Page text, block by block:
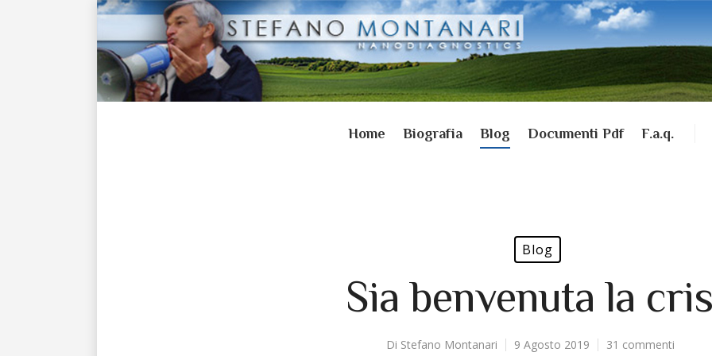
Home Biografia Blog Documenti Pdf F.a.q.
Blog
Sia benvenuta la
Di Stefano Montanari 9 Agosto 2019 31 commenti